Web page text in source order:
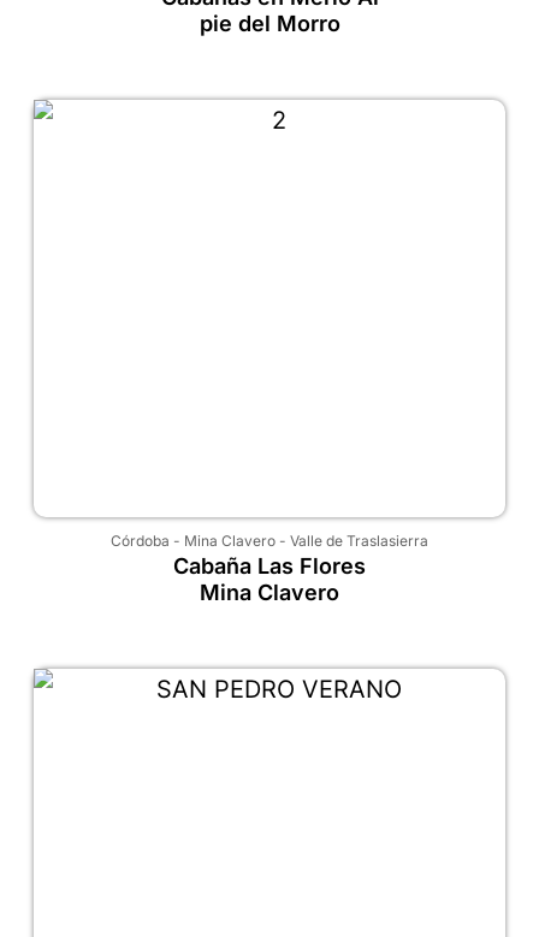
pie del Morro
Córdoba - Mina Clavero - Valle de Traslasierra
Cabaña Las Flores
Mina Clavero